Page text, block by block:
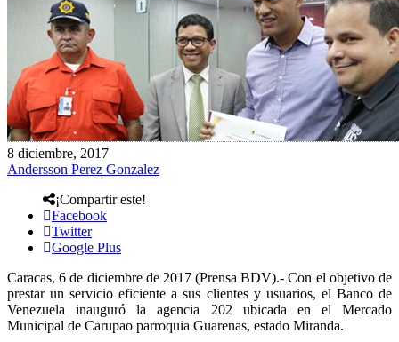
8 diciembre, 2017
Andersson Perez Gonzalez
¡Compartir este!
Facebook
Twitter
Google Plus
Caracas, 6 de diciembre de 2017 (Prensa BDV).- Con el objetivo de
prestar un servicio eficiente a sus clientes y usuarios, el Banco de
Venezuela inauguró la agencia 202 ubicada en el Mercado
Municipal de Carupao parroquia Guarenas, estado Miranda.